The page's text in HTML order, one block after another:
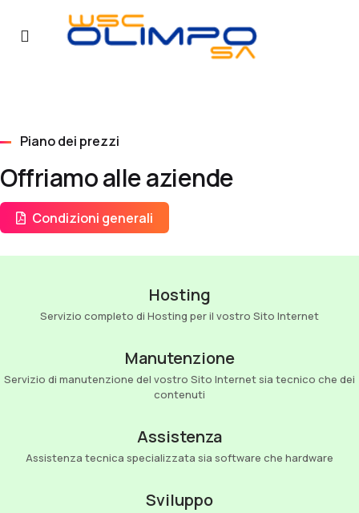
Piano dei prezzi
Offriamo alle aziende
Condizioni generali
Hosting
Servizio completo di Hosting per il vostro Sito Internet
Manutenzione
Servizio di manutenzione del vostro Sito Internet sia tecnico che dei
contenuti
Assistenza
Assistenza tecnica specializzata sia software che hardware
Sviluppo